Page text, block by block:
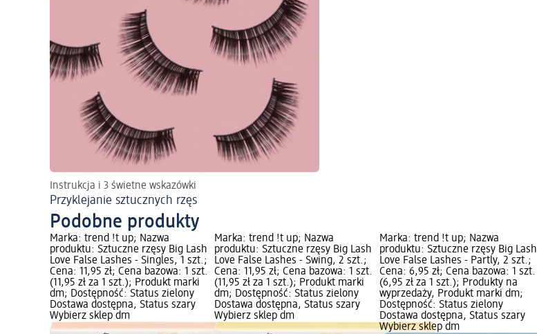
Instrukcja i 3 świetne wskazówki
Przyklejanie sztucznych rzęs
Podobne produkty
Marka: trend !t up; Nazwa
produktu: Sztuczne rzęsy Big Lash
Love False Lashes - Singles, 1 szt.;
Cena: 11,95 zł; Cena bazowa: 1 szt.
(11,95 zł za 1 szt.); Produkt marki
dm; Dostępność: Status zielony
Dostawa dostępna, Status szary
Wybierz sklep dm
Marka: trend !t up; Nazwa
produktu: Sztuczne rzęsy Big Lash
Love False Lashes - Swing, 2 szt.;
Cena: 11,95 zł; Cena bazowa: 1 szt.
(11,95 zł za 1 szt.); Produkt marki
dm; Dostępność: Status zielony
Dostawa dostępna, Status szary
Wybierz sklep dm
Marka: trend !t up; Nazwa
produktu: Sztuczne rzęsy Big Lash
Love False Lashes - Partly, 2 szt.;
Cena: 6,95 zł; Cena bazowa: 1 szt.
(6,95 zł za 1 szt.); Produkty na
wyprzedaży, Produkt marki dm;
Dostępność: Status zielony
Dostawa dostępna, Status szary
Wybierz sklep dm